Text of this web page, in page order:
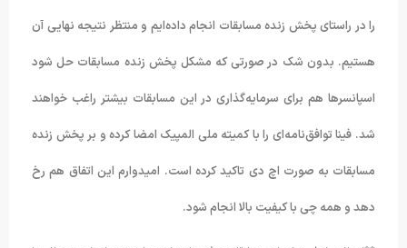
را در راستای پخش زنده مسابقات انجام داده‌ایم و منتظر نتیجه نهایی آن
هستیم. بدون شک در صورتی که مشکل پخش زنده مسابقات حل شود
اسپانسرها هم برای سرمایه‌گذاری در این مسابقات بیشتر راغب خواهند
شد.فینا توافق‌نامه‌ای را با کمیته ملی المپیک امضا کرده و بر پخش زنده
مسابقات به صورت اچ دی تاکید کرده است. امیدوارم این اتفاق هم رخ
دهد و همه چی با کیفیت بالا انجام شود.